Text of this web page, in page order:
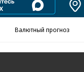
Валютный прогноз